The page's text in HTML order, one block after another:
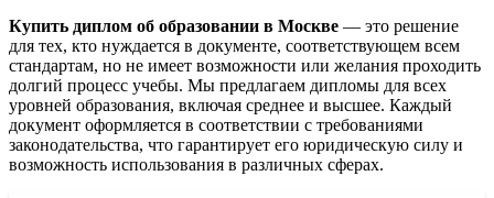
Купить диплом об образовании в Москве — это решение
для тех, кто нуждается в документе, соответствующем всем
стандартам, но не имеет возможности или желания проходить
долгий процесс учебы. Мы предлагаем дипломы для всех
уровней образования, включая среднее и высшее. Каждый
документ оформляется в соответствии с требованиями
законодательства, что гарантирует его юридическую силу и
возможность использования в различных сферах.